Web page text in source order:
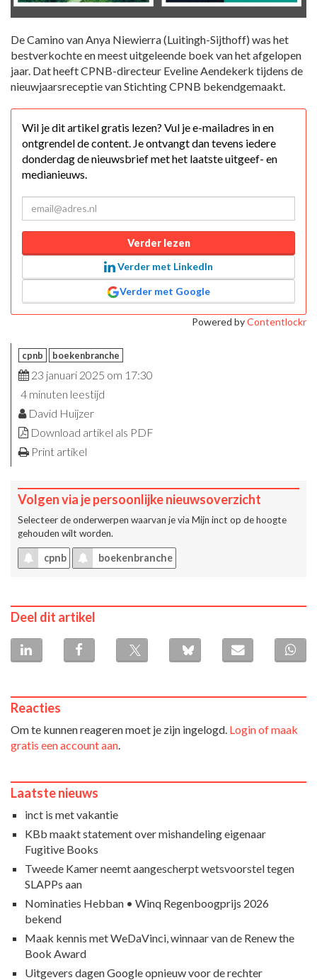
De Camino van Anya Niewierra (Luitingh-Sijthoff) was het
bestverkochte en meest uitgeleende boek van het afgelopen
jaar. Dat heeft CPNB-directeur Eveline Aendekerk tijdens de
nieuwjaarsreceptie van Stichting CPNB bekendgemaakt.
Wil je dit artikel gratis lezen? Vul je e-mailadres in en
ontgrendel de content. Je ontvangt dan tevens iedere
donderdag de nieuwsbrief met het laatste uitgeef- en
medianieuws.
Verder lezen
Verder met LinkedIn
Verder met Google
Powered byContentlockr
cpnb boekenbranche
23 januari 2025 om 17:30
4 minuten leestijd
David Huijzer
Download artikel als PDF
Print artikel
Volgen via je persoonlijke nieuwsoverzicht
Selecteer de onderwerpen waarvan je via Mijn inct op de hoogte
gehouden wilt worden.
cpnb boekenbranche
Deel dit artikel
Reacties
Om te kunnen reageren moet je zijn ingelogd. Login of maak
gratis een account aan
Laatste nieuws
inct is met vakantie
KBb maakt statement over mishandeling eigenaar
Fugitive Books
Tweede Kamer neemt aangescherpt wetsvoorstel tegen
SLAPPs aan
Nominaties Hebban • Winq Regenboogprijs 2026
bekend
Maak kennis met WeDaVinci, winnaar van de Renew the
Book Award
Uitgevers dagen Google opnieuw voor de rechter